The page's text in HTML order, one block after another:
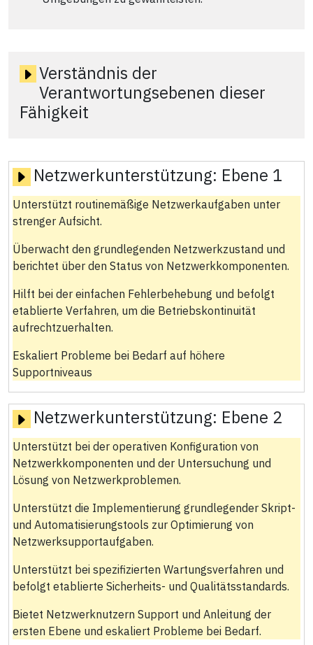
Verständnis der
Verantwortungsebenen dieser
Fähigkeit
Netzwerkunterstützung: Ebene 1
Unterstützt routinemäßige Netzwerkaufgaben unter
strenger Aufsicht.
Überwacht den grundlegenden Netzwerkzustand und
berichtet über den Status von Netzwerkkomponenten.
Hilft bei der einfachen Fehlerbehebung und befolgt
etablierte Verfahren, um die Betriebskontinuität
aufrechtzuerhalten.
Eskaliert Probleme bei Bedarf auf höhere
Supportniveaus
Netzwerkunterstützung: Ebene 2
Unterstützt bei der operativen Konfiguration von
Netzwerkkomponenten und der Untersuchung und
Lösung von Netzwerkproblemen.
Unterstützt die Implementierung grundlegender Skript-
und Automatisierungstools zur Optimierung von
Netzwerksupportaufgaben.
Unterstützt bei spezifizierten Wartungsverfahren und
befolgt etablierte Sicherheits- und Qualitätsstandards.
Bietet Netzwerknutzern Support und Anleitung der
ersten Ebene und eskaliert Probleme bei Bedarf.